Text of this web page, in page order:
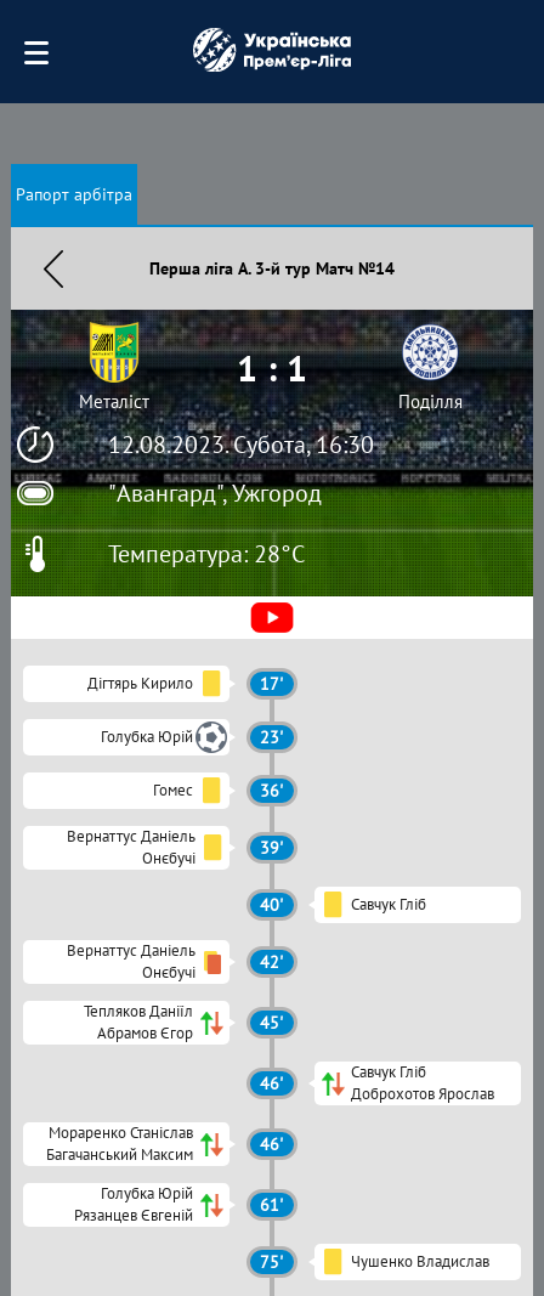
Рапорт арбітра
Перша ліга А. 3-й тур Матч №14
12.08.2023. Субота, 16:30
"Авангард", Ужгород
Металіст
1 : 1
Поділля
Температура: 28°C
Дігтярь Кирило 17'
Голубка Юрій 23'
Гомес 36'
Вернаттус Даніель
Онєбучі
39'
40' Савчук Гліб
Вернаттус Даніель
Онєбучі
42'
Тепляков Даніїл
Абрамов Єгор
45'
46'
Савчук Гліб
Доброхотов Ярослав
Мораренко Станіслав
Багачанський Максим
46'
Голубка Юрій
Рязанцев Євгеній
61'
75' Чушенко Владислав